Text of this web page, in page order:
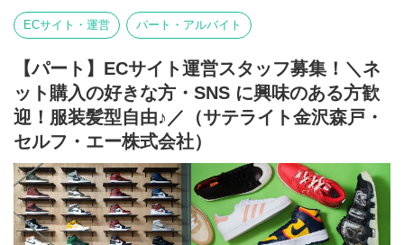
チャンスです！
こども体験広場を通じて、ご自身の子どもの可能性を広げるチャ
ンスです！
まずは、見学から参加してみませんか？
ご応募お待ちしています。
弊社は、全国113拠点※で福祉・就労支援事業を展開するセルフ・
エーグループの一員です。
グループ全体で培った豊富なノウハウとネットワークを活かし、
スタッフが安心して長く働ける職場づくりに取り組んでいます。
※2025年4月時点
【共同生活援助（障がい者グループホーム）】
⇒将来の自立した生活や就労を見据え、生活する力や困難を解決
■業務内容
こちらの求人は事業所配置ではなく、グループ本部に所属して働
いていただくサービス管理責任者を募集しています。
＼普段は自宅最寄りの事業所で勤務していただいてOK！／
本部に所属して直営店事業所や加盟店事業所のSVを担って頂きま
す。
出張が多くなりますので待遇も高くなっております。
また直営店事業所でサビ管の欠員が出た場合は一定期間現場へフ
ォローに入っていただくこともあります。
ECサイト・運営 パート・アルバイト
【パート】ECサイト運営スタッフ募集！＼ネ
ット購入の好きな方・SNS に興味のある方歓
迎！服装髪型自由♪／（サテライト金沢森戸・
セルフ・エー株式会社）